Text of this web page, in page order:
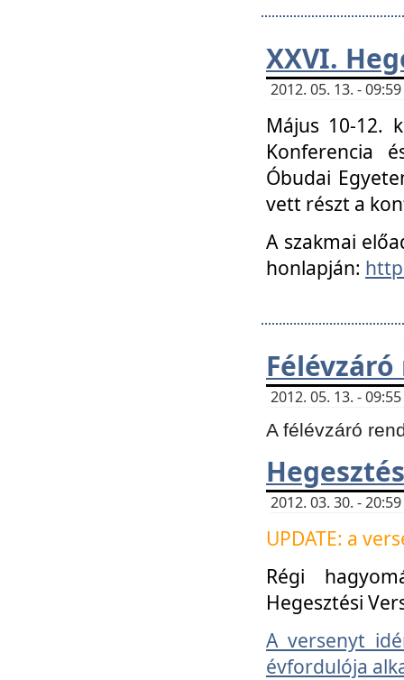
XXVI.
2012. 05. 13. -
Május 10-12.
Konferencia
Óbudai
vett részt a
A szakmai
honlapján:
2012. 05. 13. -
A félévzáró
2012. 03. 30. -
UPDATE: a
Régi
Hegesztési
A versenyt
évfordulója